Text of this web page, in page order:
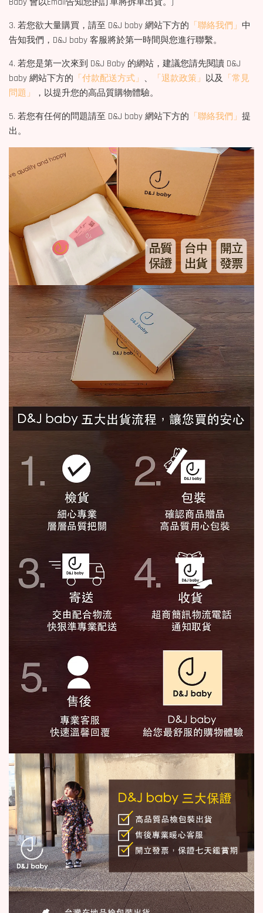
3. 若您欲大量購買，請至 D&J baby 網站下方的 「聯絡我們」 中
告知我們，D&J baby 客服將於第一時間與您進行聯繫。
4. 若您是第一次來到 D&J Baby 的網站，建議您請先閱讀 D&J
baby 網站下方的 「付款配送方式」 、 「退款政策」 以及 「常見
問題」
，以提升您的高品質購物體驗。
5. 若您有任何的問題請至 D&J baby 網站下方的 「聯絡我們」 提
出。